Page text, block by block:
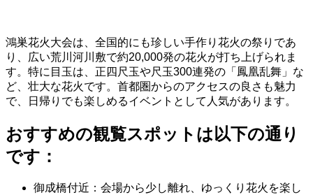
鴻巣花火大会は、全国的にも珍しい手作り花火の祭りであ
り、広い荒川河川敷で約20,000発の花火が打ち上げられま
す。特に目玉は、正四尺玉や尺玉300連発の「鳳凰乱舞」な
ど、壮大な花火です。首都圏からのアクセスの良さも魅力
で、日帰りでも楽しめるイベントとして人気があります。
おすすめの観覧スポットは以下の通り
です：
御成橋付近：会場から少し離れ、ゆっくり花火を楽し